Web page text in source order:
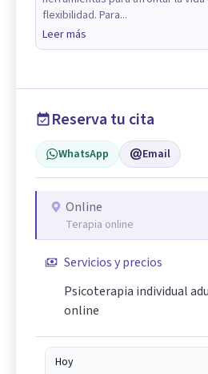
flexibilidad. Para...
Leer más
Reserva tu cita
WhatsApp Email
Online
Terapia online
Servicios y precios
Psicoterapia individual
online
Hoy